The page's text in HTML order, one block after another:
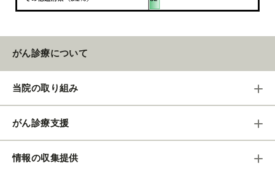
がん診療について
当院の取り組み
がん診療支援
情報の収集提供